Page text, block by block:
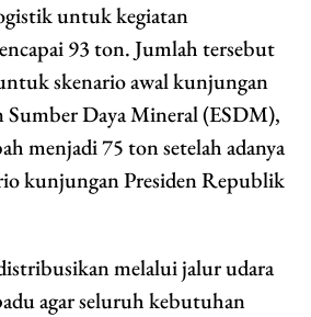
untuk kegiatan
93 ton. Jumlah tersebut
skenario awal kunjungan
Sumber Daya Mineral (ESDM),
menjadi 75 ton setelah adanya
kunjungan Presiden Republik
melalui jalur udara
agar seluruh kebutuhan